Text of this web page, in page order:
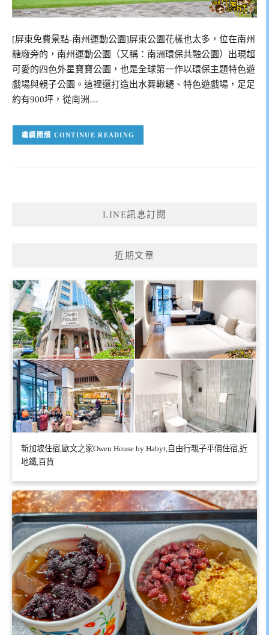
[屏東免費景點-南州運動公園]屏東公園花樣也太多，位在南州
糖廠旁的，南州運動公園（又稱：南洲環保共融公園）出現超
可愛的四色外星寶寶公園，也是全球第一作以環保主題特色遊
戲場與親子公園。這裡還打造出水舞鞦韆、特色遊戲場，足足
約有900坪，從南洲…
CONTINUE READING
LINE訊息訂閱
近期文章
新加坡住宿,歐文之家Owen House by Habyt,自由行親子平價住宿,近
地鐵,百貨